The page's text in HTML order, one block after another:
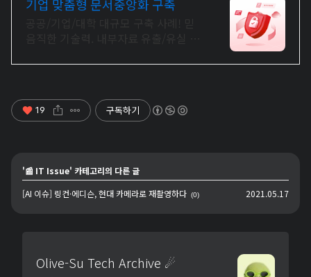
기업 맞춤형 문서중앙화 구축
산성 강화까지 한번에
19 구독하기
'📰 IT Issue' 카테고리의 다른 글
[AI 이슈] 링컨·에디슨, 현대 카메라로 재촬영하다 (0) 2021.05.17
Olive-Su Tech Archive ☄︎